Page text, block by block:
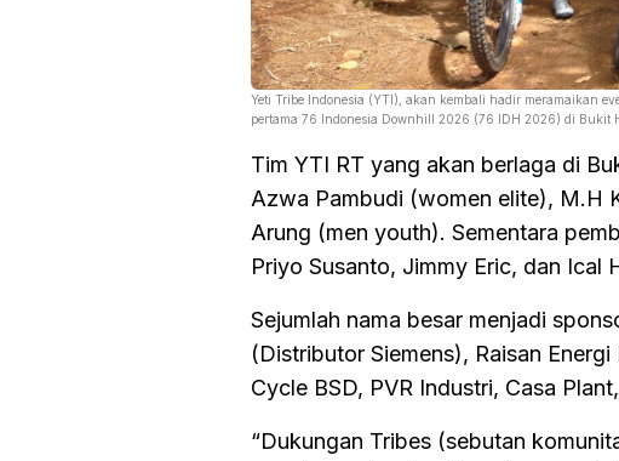
Yeti Tribe Indonesia (YTI), akan kembali hadir meramaikan
pertama 76 Indonesia Downhill 2026 (76 IDH 2026) di Bukit
Tim YTI RT yang akan berlaga di
Azwa Pambudi (women elite), M.H
Arung (men youth). Sementara
Priyo Susanto, Jimmy Eric, dan Ical
Sejumlah nama besar menjadi
(Distributor Siemens), Raisan
Cycle BSD, PVR Industri, Casa
“Dukungan Tribes (sebutan